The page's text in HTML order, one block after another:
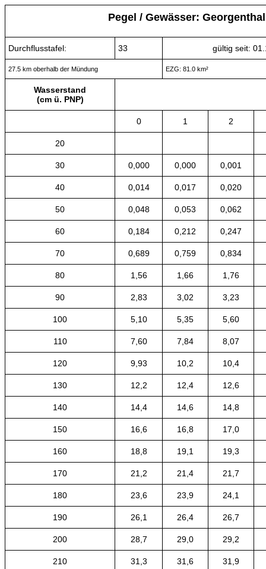
Pegel / Gewässer:
Durchflusstafel: 33 gültig seit:
27.5 km oberhalb der Mündung EZG: 81.0 km²
Wasserstand
(cm ü. PNP)
0 1 2
20
30 0,000 0,000 0,001
40 0,014 0,017 0,020
50 0,048 0,053 0,062
60 0,184 0,212 0,247
70 0,689 0,759 0,834
80 1,56 1,66 1,76
90 2,83 3,02 3,23
100 5,10 5,35 5,60
110 7,60 7,84 8,07
120 9,93 10,2 10,4
130 12,2 12,4 12,6
140 14,4 14,6 14,8
150 16,6 16,8 17,0
160 18,8 19,1 19,3
170 21,2 21,4 21,7
180 23,6 23,9 24,1
190 26,1 26,4 26,7
200 28,7 29,0 29,2
210 31,3 31,6 31,9